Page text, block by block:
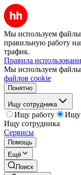
Мы используем файлы
правильную работу
трафик.
Правила
Мы используем файлы
файлов cookie
Понятно
Ищу сотрудника
Ищу работу
Ищу
Ищу сотрудника
Сервисы
Помощь
Ещё
Поиск